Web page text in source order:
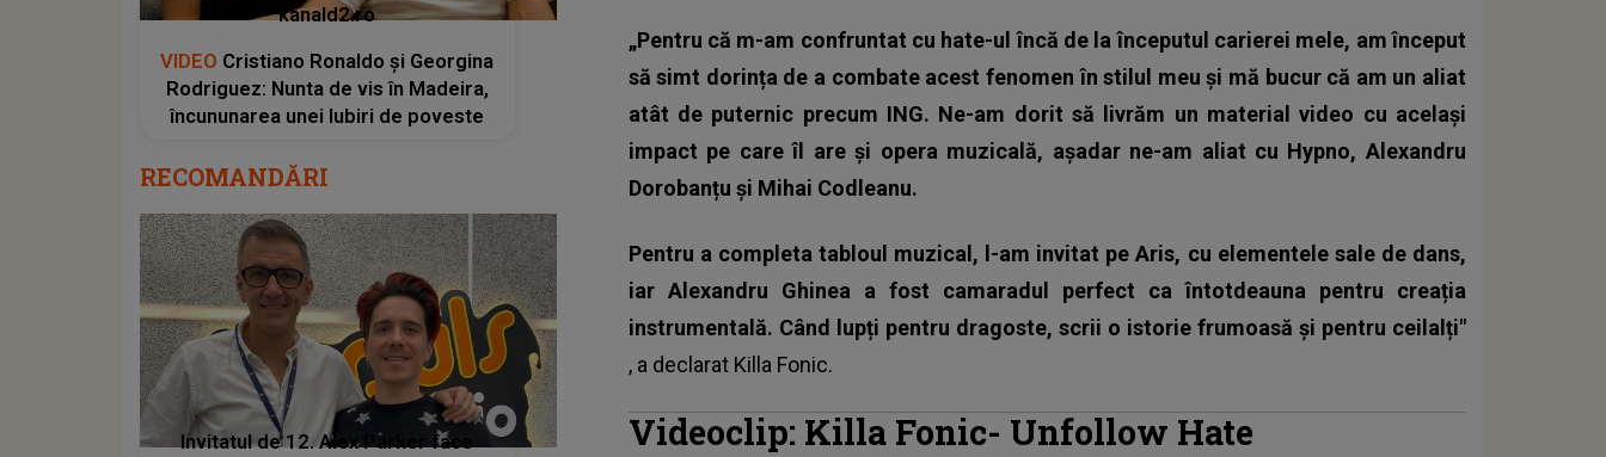
„Pentru că m-am confruntat cu hate-ul încă de la începutul carierei mele, am început
să simt dorința de a combate acest fenomen în stilul meu și mă bucur că am un aliat
atât de puternic precum ING. Ne-am dorit să livrăm un material video cu același
impact pe care îl are și opera muzicală, așadar ne-am aliat cu Hypno, Alexandru
Dorobanțu și Mihai Codleanu.
Pentru a completa tabloul muzical, l-am invitat pe Aris, cu elementele sale de dans,
iar Alexandru Ghinea a fost camaradul perfect ca întotdeauna pentru creația
instrumentală. Când lupți pentru dragoste, scrii o istorie frumoasă și pentru ceilalți"
, a declarat Killa Fonic.
Videoclip: Killa Fonic- Unfollow Hate
kanald2.ro
VIDEO Cristiano Ronaldo și Georgina
Rodriguez: Nunta de vis în Madeira,
încununarea unei Iubiri de poveste
RECOMANDĂRI
Invitatul de 12. Alex Parker face